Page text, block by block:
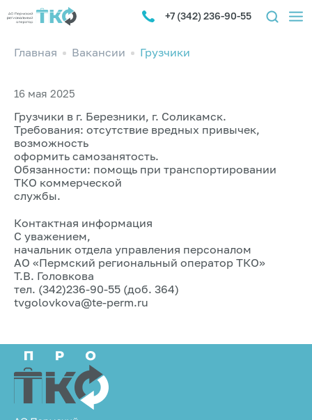
+7 (342) 236-90-55
Главная Вакансии Грузчики
16 мая 2025
Грузчики в г. Березники, г. Соликамск.
Требования: отсутствие вредных привычек,
возможность
оформить самозанятость.
Обязанности: помощь при транспортировании
ТКО коммерческой
службы.
Контактная информация
С уважением,
начальник отдела управления персоналом
АО «Пермский региональный оператор ТКО»
Т.В. Головкова
тел. (342)236-90-55 (доб. 364)
​tvgolovkova@te-perm.ru